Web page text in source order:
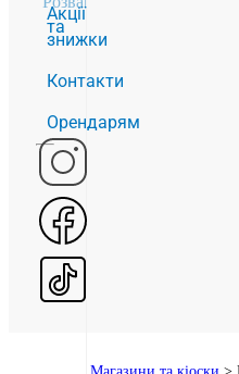
Акції
та
знижки
Контакти
Орендарям